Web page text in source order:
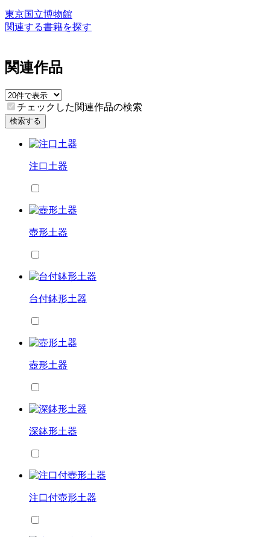
東京国立博物館
関連する書籍を探す
関連作品
チェックした関連作品の検索
検索する
注口土器
壺形土器
台付鉢形土器
壺形土器
深鉢形土器
注口付壺形土器